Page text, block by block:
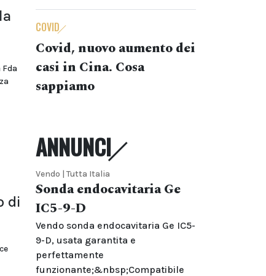
di
COVID
Covid, nuovo aumento dei
casi in Cina. Cosa
sappiamo
ANNUNCI
Vendo | Tutta Italia
Sonda endocavitaria Ge
IC5-9-D
Vendo sonda endocavitaria Ge IC5-
9-D, usata garantita e
perfettamente
funzionante;&nbsp;Compatibile